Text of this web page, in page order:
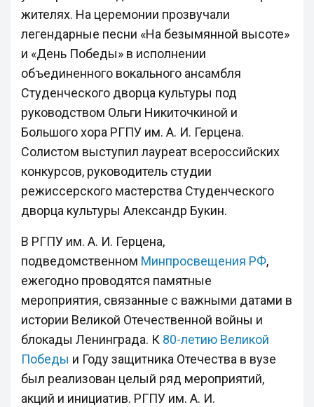
жителях. На церемонии прозвучали
легендарные песни «На безымянной высоте»
и «День Победы» в исполнении
объединенного вокального ансамбля
Студенческого дворца культуры под
руководством Ольги Никиточкиной и
Большого хора РГПУ им. А. И. Герцена.
Солистом выступил лауреат всероссийских
конкурсов, руководитель студии
режиссерского мастерства Студенческого
дворца культуры Александр Букин.
В РГПУ им. А. И. Герцена,
подведомственном Минпросвещения РФ,
ежегодно проводятся памятные
мероприятия, связанные с важными датами в
истории Великой Отечественной войны и
блокады Ленинграда. К 80-летию Великой
Победы и Году защитника Отечества в вузе
был реализован целый ряд мероприятий,
акций и инициатив. РГПУ им. А. И.